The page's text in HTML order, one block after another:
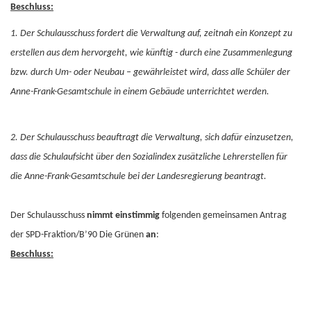
Beschluss:
1. Der Schulausschuss fordert die Verwaltung auf, zeitnah ein Konzept zu
erstellen aus dem hervorgeht, wie künftig - durch eine Zusammenlegung
bzw. durch Um- oder Neubau – gewährleistet wird, dass alle Schüler der
Anne-Frank-Gesamtschule in einem Gebäude unterrichtet werden.
2. Der Schulausschuss beauftragt die Verwaltung, sich dafür einzusetzen,
dass die Schulaufsicht über den Sozialindex zusätzliche Lehrerstellen für
die Anne-Frank-Gesamtschule bei der Landesregierung beantragt.
Der Schulausschuss nimmt einstimmig folgenden gemeinsamen Antrag
der SPD-Fraktion/B’90 Die Grünen an:
Beschluss: